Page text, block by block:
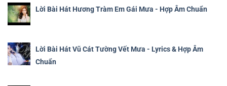
Lời Bài Hát Hương Tràm Em Gái Mưa - Hợp Âm Chuẩn
Lời Bài Hát Vũ Cát Tường Vết Mưa - Lyrics & Hợp Âm
Chuẩn